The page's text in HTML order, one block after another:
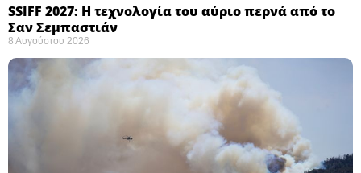
SSIFF 2027: Η τεχνολογία του αύριο περνά από το
Σαν Σεμπαστιάν ​
8 Αυγούστου 2026